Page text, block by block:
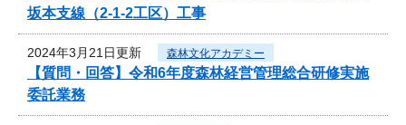
坂本支線（2-1-2工区）工事
2024年3月21日更新 森林文化アカデミー
【質問・回答】令和6年度森林経営管理総合研修実施
委託業務